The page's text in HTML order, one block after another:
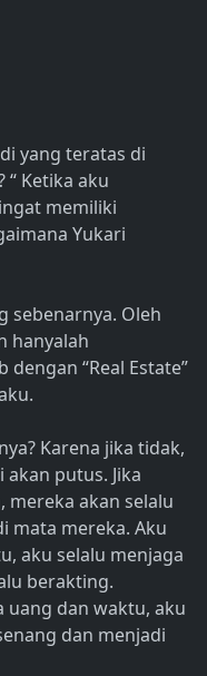
yang teratas di
“ Ketika aku
memiliki
Yukari
sebenarnya. Oleh
hanyalah
“Real Estate”
Karena jika tidak,
putus. Jika
akan selalu
mata mereka. Aku
aku selalu menjaga
berakting.
uang dan waktu, aku
dan menjadi